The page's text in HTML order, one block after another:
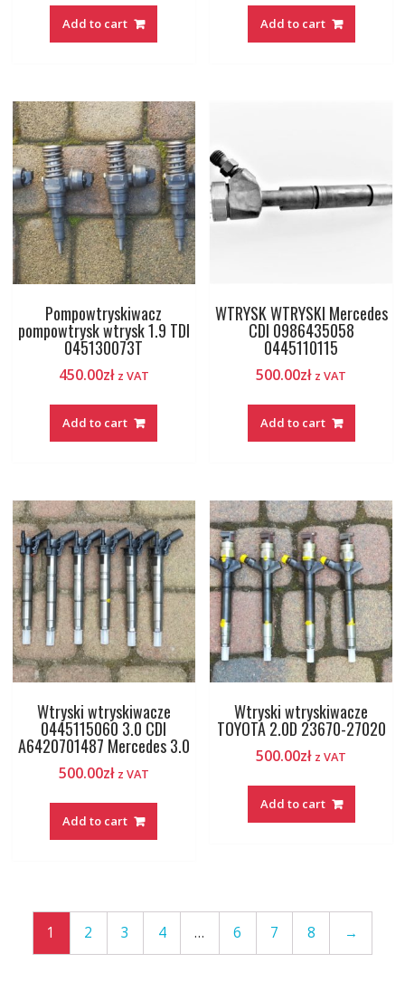
Add to cart Add to cart
Pompowtryskiwacz
pompowtrysk wtrysk 1.9 TDI
045130073T
450.00zł z VAT
Add to cart
WTRYSK WTRYSKI Mercedes
CDI 0986435058
0445110115
500.00zł z VAT
Add to cart
Wtryski wtryskiwacze
0445115060 3.0 CDI
A6420701487 Mercedes 3.0
500.00zł z VAT
Add to cart
Wtryski wtryskiwacze
TOYOTA 2.0D 23670-27020
500.00zł z VAT
Add to cart
1 2 3 4 … 6 7 8 →